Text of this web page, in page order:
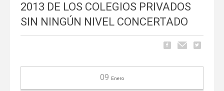
2013 DE LOS COLEGIOS PRIVADOS
SIN NINGÚN NIVEL CONCERTADO
09 Enero